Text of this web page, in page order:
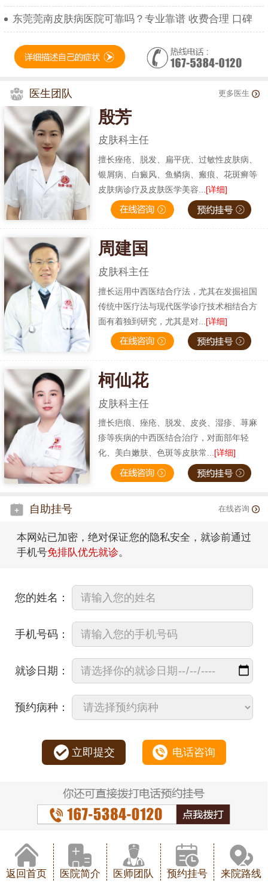
东莞莞南皮肤病医院可靠吗？专业靠谱 收费合理 口碑
医生团队 更多医生
殷芳
皮肤科主任
擅长痤疮、脱发、扁平疣、过敏性皮肤病、
银屑病、白癜风、鱼鳞病、瘢痕、花斑癣等
皮肤病诊疗及皮肤医学美容... [详细]
周建国
皮肤科主任
擅长运用中西医结合疗法，尤其在发掘祖国
传统中医疗法与现代医学诊疗技术相结合方
面有着独到研究，尤其是对... [详细]
柯仙花
皮肤科主任
擅长疤痕、痤疮、脱发、皮炎、湿疹、荨麻
疹等疾病的中西医结合治疗，对面部年轻
化、美白嫩肤、色斑等皮肤常...[详细]
自助挂号 在线咨询
本网站已加密，绝对保证您的隐私安全，就诊前通过
手机号免排队优先就诊。
您的姓名：
手机号码：
就诊日期：
预约病种：
立即提交 电话咨询
返回首页 医院简介 医师团队 预约挂号 来院路线